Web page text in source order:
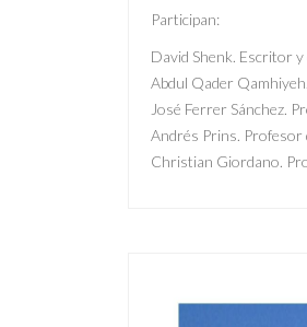
Participan:
David Shenk.
Abdul Qader
José Ferrer Sánchez.
Andrés Prins. Profesor
Christian Giordano.